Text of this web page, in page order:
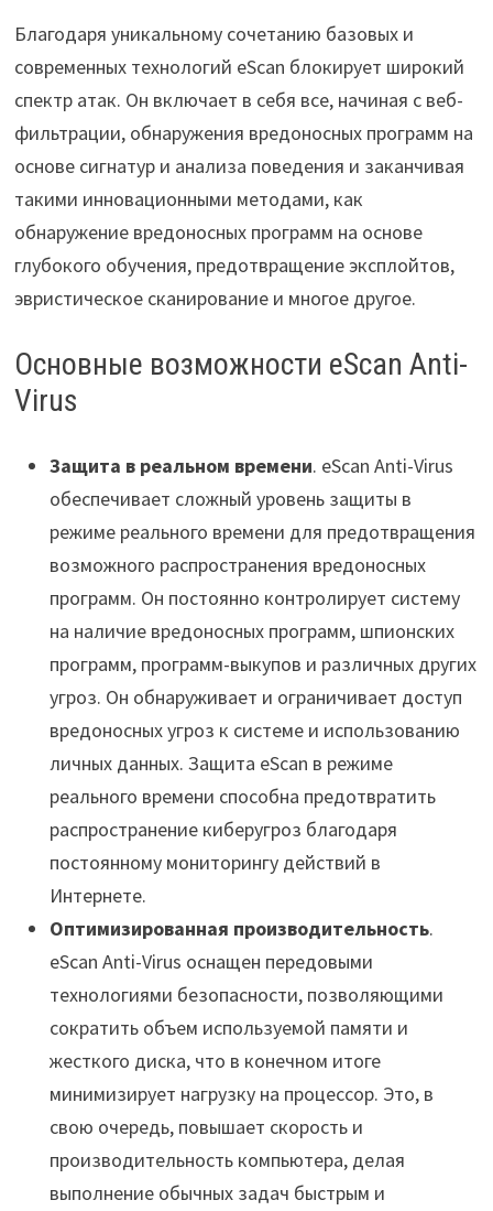
Благодаря уникальному сочетанию базовых и
современных технологий eScan блокирует широкий
спектр атак. Он включает в себя все, начиная с веб-
фильтрации, обнаружения вредоносных программ на
основе сигнатур и анализа поведения и заканчивая
такими инновационными методами, как
обнаружение вредоносных программ на основе
глубокого обучения, предотвращение эксплойтов,
эвристическое сканирование и многое другое.
Основные возможности eScan Anti-
Virus
Защита в реальном времени. eScan Anti-Virus
обеспечивает сложный уровень защиты в
режиме реального времени для предотвращения
возможного распространения вредоносных
программ. Он постоянно контролирует систему
на наличие вредоносных программ, шпионских
программ, программ-выкупов и различных других
угроз. Он обнаруживает и ограничивает доступ
вредоносных угроз к системе и использованию
личных данных. Защита eScan в режиме
реального времени способна предотвратить
распространение киберугроз благодаря
постоянному мониторингу действий в
Интернете.
Оптимизированная производительность.
eScan Anti-Virus оснащен передовыми
технологиями безопасности, позволяющими
сократить объем используемой памяти и
жесткого диска, что в конечном итоге
минимизирует нагрузку на процессор. Это, в
свою очередь, повышает скорость и
производительность компьютера, делая
выполнение обычных задач быстрым и